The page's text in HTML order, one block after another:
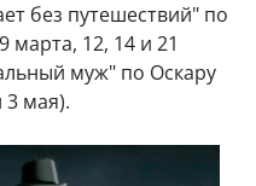
без путешествий" по
12, 14 и 21
муж" по Оскару
3 мая).